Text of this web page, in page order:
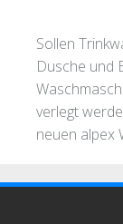
Sollen
Dusche und
verlegt
neuen alpex